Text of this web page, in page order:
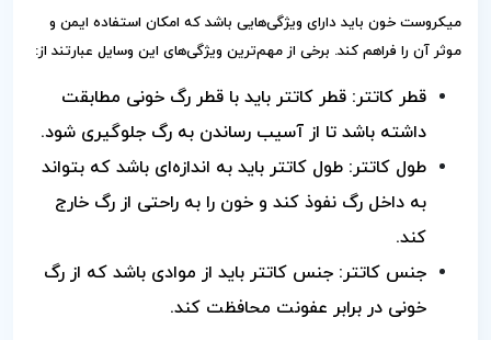
میکروست خون باید دارای ویژگی‌هایی باشد که امکان استفاده ایمن و
موثر آن را فراهم کند. برخی از مهم‌ترین ویژگی‌های این وسایل عبارتند از:
قطر کاتتر: قطر کاتتر باید با قطر رگ خونی مطابقت
داشته باشد تا از آسیب رساندن به رگ جلوگیری شود.
طول کاتتر: طول کاتتر باید به اندازه‌ای باشد که بتواند
به داخل رگ نفوذ کند و خون را به راحتی از رگ خارج
کند.
جنس کاتتر: جنس کاتتر باید از موادی باشد که از رگ
خونی در برابر عفونت محافظت کند.